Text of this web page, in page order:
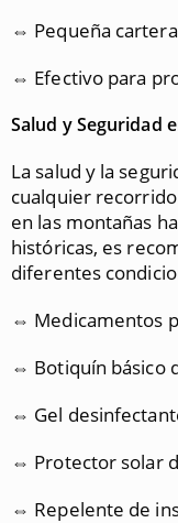
⇔ Pequeña
⇔ Efectivo para
Salud y Seguridad
La salud y la
cualquier
en las montañas
históricas, es
diferentes
⇔ Medicamentos
⇔ Botiquín básico
⇔ Gel
⇔ Protector solar
⇔ Repelente de